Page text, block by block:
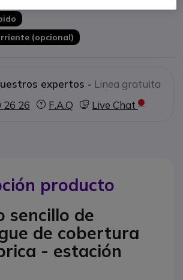
(opcional)
expertos - Linea gratuita
26 26
F.A.Q Live Chat
producto
sencillo de
de cobertura
- estación